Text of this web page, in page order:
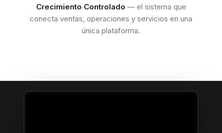
Crecimiento Controlado — el sistema que
conecta ventas, operaciones y servicios en una
única plataforma.